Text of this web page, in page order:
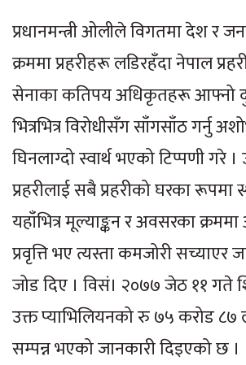
प्रधानमन्त्री ओलीले विगतमा देश र
क्रममा प्रहरीहरू लडिरहँदा नेपाल
सेनाका कतिपय अधिकृतहरू आफ्नो
भित्रभित्र विरोधीसँग साँगसाँठ गर्नु
घिनलाग्दो स्वार्थ भएको टिप्पणी गरे
प्रहरीलाई सबै प्रहरीको घरका रूपमा
यहाँभित्र मूल्याङ्कन र अवसरका
प्रवृत्ति भए त्यस्ता कमजोरी सच्याएर
जोड दिए । विसं। २०७७ जेठ ११ गते
उक्त प्याभिलियनको रु ७५ करोड ८७
सम्पन्न भएको जानकारी दिइएको छ ।